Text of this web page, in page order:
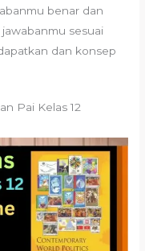
benar dan
sesuai
dan konsep
Pai Kelas 12